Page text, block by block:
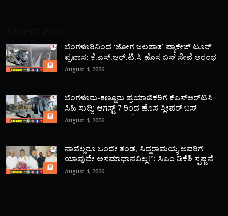
ಬೆಂಗಳೂರಿನಿಂದ ‘ಜೋಗ ಜಲಪಾತ’ ಪ್ಯಾಕೇಜ್ ಟೂರ್
ಪ್ರವಾಸ: ಕೆ.ಎಸ್.ಆರ್.ಟಿ.ಸಿ ಹೊಸ ಬಸ್ ಸೇವೆ ಆರಂಭ
August 4, 2026
ಬೆಂಗಳೂರು-ಕಣ್ಣೂರು ಪ್ರಯಾಣಿಕರಿಗೆ ಕೆಎಸ್‌ಆರ್‌ಟಿಸಿ
ಸಿಹಿ ಸುದ್ದಿ: ಆಗಸ್ಟ್ 7 ರಿಂದ ಹೊಸ ಸ್ಲೀಪರ್ ಬಸ್
ಸಂಚಾರ ಆರಂಭ; ಇಲ್ಲಿದೆ ಸಮಯ, ದರದ ಪಟ್ಟಿ!
August 4, 2026
ನಾವೆಲ್ಲರೂ ಒಂದೇ ತಂಡ, ಸಿದ್ದರಾಮಯ್ಯ ಅವರಿಗೆ
ಯಾವುದೇ ಅಸಮಾಧಾನವಿಲ್ಲ!”: ಸಿಎಂ ಡಿಕೆಶಿ ಸ್ಪಷ್ಟನೆ
August 4, 2026